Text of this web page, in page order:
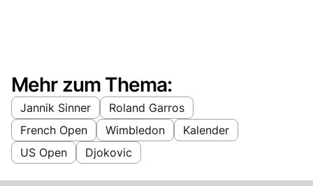
Mehr zum Thema:
Jannik Sinner
Roland Garros
French Open
Wimbledon
Kalender
US Open
Djokovic